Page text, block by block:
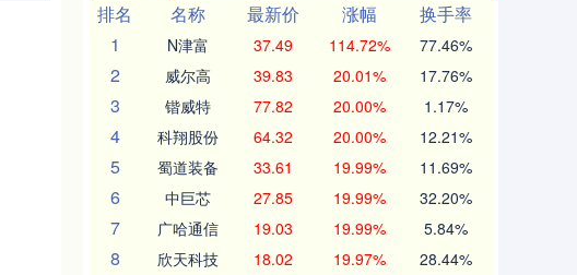
排名
名称 最新价 涨幅
换手率
1
N津富 37.49 114.72% 77.46%
2 威尔高 39.83 20.01% 17.76%
3 锴威特 77.82 20.00% 1.17%
4 科翔股份 64.32 20.00% 12.21%
5 蜀道装备 33.61 19.99% 11.69%
6 中巨芯 27.85 19.99% 32.20%
7 广哈通信 19.03 19.99% 5.84%
8 欣天科技 18.02 19.97% 28.44%